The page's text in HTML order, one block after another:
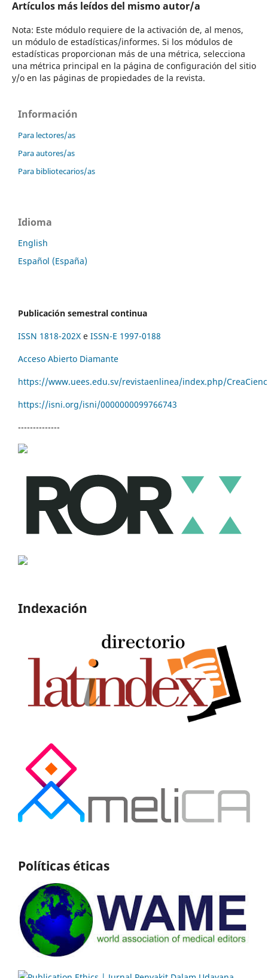
Artículos más leídos del mismo autor/a
Nota: Este módulo requiere de la activación de, al menos,
un módulo de estadísticas/informes. Si los módulos de
estadísticas proporcionan más de una métrica, selecciona
una métrica principal en la página de configuración del sitio
y/o en las páginas de propiedades de la revista.
Información
Para lectores/as
Para autores/as
Para bibliotecarios/as
Idioma
English
Español (España)
Publicación semestral continua
ISSN 1818-202X e ISSN-E 1997-0188
Acceso Abierto Diamante
https://www.uees.edu.sv/revistaenlinea/index.php/
https://isni.org/isni/0000000099766743
--------------
Indexación
Políticas éticas